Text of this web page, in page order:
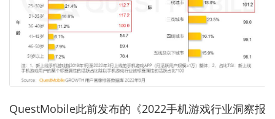
QuestMobile此前发布的《2022手机游戏行业洞察报